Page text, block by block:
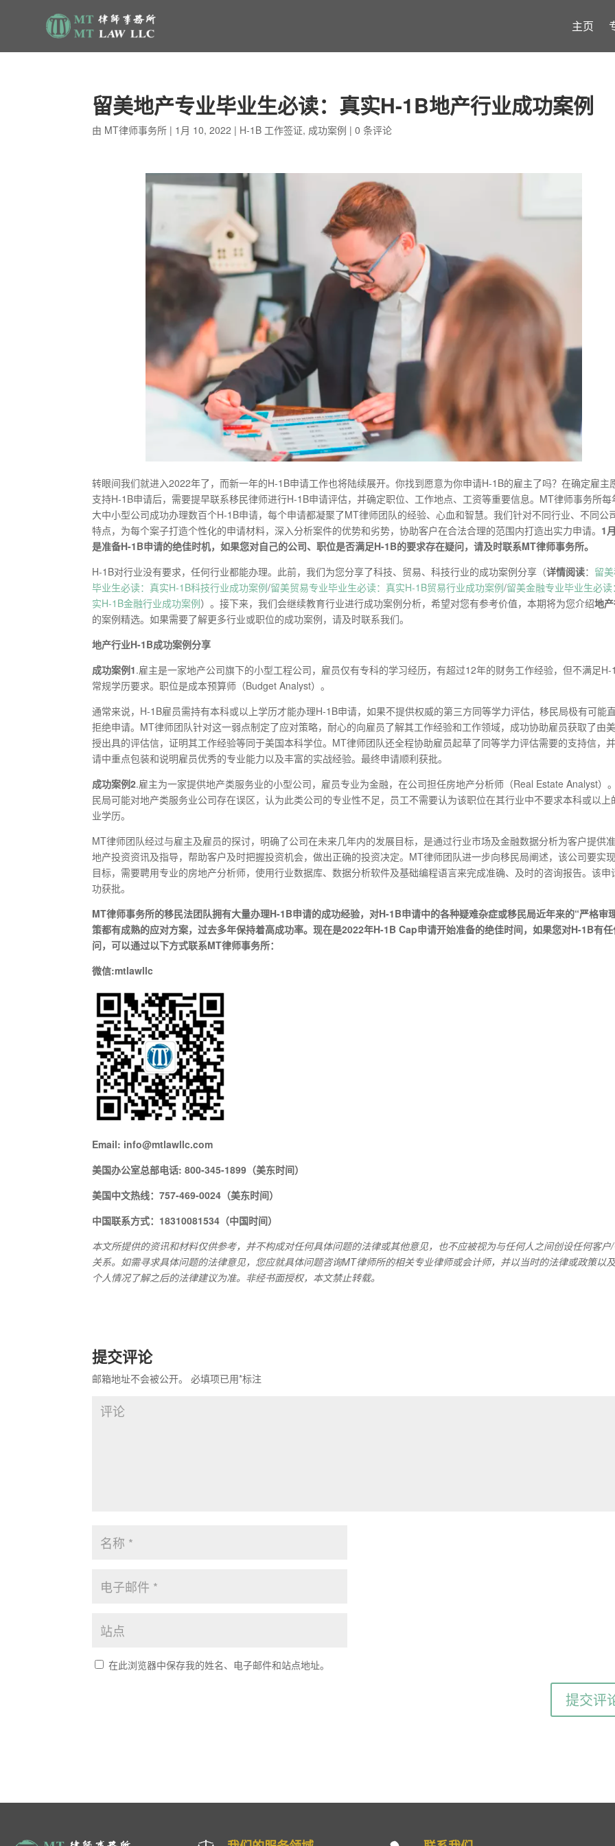
主页
留美地产专业毕业生必读：真实H-1B地产行业成功案例
由 MT律师事务所 | 1月 10, 2022 | H-1B 工作签证, 成功案例 |0 条评论
转眼间我们就进入2022年了，而新一年的H-1B申请工作也将陆续展开。你找到愿意为你申请H-1B的雇主了吗？在确定雇主
支持H-1B申请后，需要提早联系移民律师进行H-1B申请评估，并确定职位、工作地点、工资等重要信息。MT律师事务所每
大中小型公司成功办理数百个H-1B申请，每个申请都凝聚了MT律师团队的经验、心血和智慧。我们针对不同行业、不同公
特点，为每个案子打造个性化的申请材料，深入分析案件的优势和劣势，协助客户在合法合理的范围内打造出实力申请。 1
是准备H-1B申请的绝佳时机，如果您对自己的公司、职位是否满足H-1B的要求存在疑问，请及时联系MT律师事务所。
H-1B对行业没有要求，任何行业都能办理。此前，我们为您分享了科技、贸易、科技行业的成功案例分享（详情阅读： 留
毕业生必读：真实H-1B科技行业成功案例/留美贸易专业毕业生必读：真实H-1B贸易行业成功案例/留美金融专业毕业生必
实H-1B金融行业成功案例）。接下来，我们会继续教育行业进行成功案例分析，希望对您有参考价值，本期将为您介绍地产
的案例精选。如果需要了解更多行业或职位的成功案例，请及时联系我们。
地产行业H-1B成功案例分享
成功案例1.雇主是一家地产公司旗下的小型工程公司，雇员仅有专科的学习经历，有超过12年的财务工作经验，但不满足H-
常规学历要求。职位是成本预算师（Budget Analyst）。
通常来说，H-1B雇员需持有本科或以上学历才能办理H-1B申请，如果不提供权威的第三方同等学力评估，移民局极有可能
拒绝申请。MT律师团队针对这一弱点制定了应对策略，耐心的向雇员了解其工作经验和工作领域，成功协助雇员获取了由
授出具的评估信，证明其工作经验等同于美国本科学位。MT律师团队还全程协助雇员起草了同等学力评估需要的支持信，
请中重点包装和说明雇员优秀的专业能力以及丰富的实战经验。最终申请顺利获批。
成功案例2.雇主为一家提供地产类服务业的小型公司，雇员专业为金融，在公司担任房地产分析师（Real Estate Analyst）
民局可能对地产类服务业公司存在误区，认为此类公司的专业性不足，员工不需要认为该职位在其行业中不要求本科或以上
业学历。
MT律师团队经过与雇主及雇员的探讨，明确了公司在未来几年内的发展目标，是通过行业市场及金融数据分析为客户提供
地产投资资讯及指导，帮助客户及时把握投资机会，做出正确的投资决定。MT律师团队进一步向移民局阐述，该公司要实
目标，需要聘用专业的房地产分析师，使用行业数据库、数据分析软件及基础编程语言来完成准确、及时的咨询报告。该申
功获批。
MT律师事务所的移民法团队拥有大量办理H-1B申请的成功经验，对H-1B申请中的各种疑难杂症或移民局近年来的“严格审
策都有成熟的应对方案，过去多年保持着高成功率。现在是2022年H-1B Cap申请开始准备的绝佳时间，如果您对H-1B有
问，可以通过以下方式联系MT律师事务所：
微信:mtlawllc
Email: info@mtlawllc.com
美国办公室总部电话: 800-345-1899（美东时间）
美国中文热线：757-469-0024（美东时间）
中国联系方式：18310081534（中国时间）
本文所提供的资讯和材料仅供参考，并不构成对任何具体问题的法律或其他意见，也不应被视为与任何人之间创设任何客户
关系。如需寻求具体问题的法律意见，您应就具体问题咨询MT律师所的相关专业律师或会计师，并以当时的法律或政策以
个人情况了解之后的法律建议为准。非经书面授权，本文禁止转载。
提交评论
邮箱地址不会被公开。 必填项已用*标注
在此浏览器中保存我的姓名、电子邮件和站点地址。